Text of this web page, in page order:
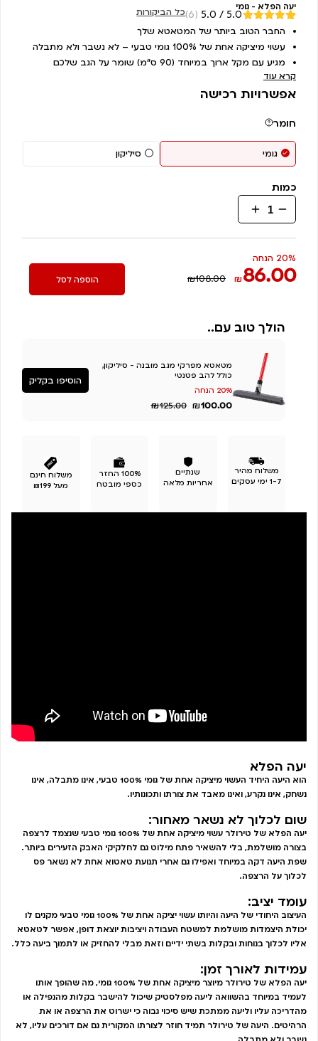
יעה הפלא - גומי
מדורגים
5 מבוסס על
6
דירוגים של
5.0 / 5.0
(6)
כל הביקורות
החבר הטוב ביותר של המטאטא שלך
עשוי מיציקה אחת של 100% גומי טבעי – לא נשבר ולא מתבלה
מגיע עם מקל ארוך במיוחד (90 ס”מ) שומר על הגב שלכם
קרא עוד
אפשרויות רכישה
חומר
גומי סיליקון
כמות
כמות
של
יעה
הפלא-
יעה
20% הנחה
₪86.00
₪108.00 הוספה לסל
הולך טוב עם..
מטאטא מפרקי מגב מובנה - סיליקון,
כולל להב פטנטי
20% הנחה
₪100.00
₪125.00
הוסיפו בקליק
משלוח מהיר
1-7 ימי עסקים
שנתיים
אחריות מלאה
100% החזר
כספי מובטח
משלוח חינם
מעל ₪199
יעה הפלא
הוא היעה היחיד העשוי מיציקה אחת של גומי 100% טבעי, אינו מתבלה, אינו
נשחק, אינו נקרע, ואינו מאבד את צורתו ותכונותיו.
שום לכלוך לא נשאר מאחור:
יעה הפלא של טירולר עשוי מיציקה אחת של 100% גומי טבעי שנצמד לרצפה
בצורה מושלמת, בלי להשאיר פתח מילוט גם לחלקיקי האבק הזעירים ביותר.
שפת היעה דקה במיוחד ואפילו גם אחרי תנועת טאטוא אחת לא נשאר פס
לכלוך על הרצפה.
עומד יציב:
העיצוב היחודי של היעה והיותו עשוי יציקה אחת של 100% גומי טבעי מקנים לו
יכולת היצמדות מושלמת למשטח העבודה ויציבות יוצאת דופן, אפשר לטאטא
אליו לכלוך בנוחות ובקלות בשתי ידיים וזאת מבלי להחזיק או לתמוך ביעה כלל.
עמידות לאורך זמן:
יעה הפלא של טירולר מיוצר מיציקה אחת של 100% גומי, מה שהופך אותו
לעמיד במיוחד בהשוואה ליעה מפלסטיק שיכול להישבר בקלות מהנפילה או
מהדריכה עליו וליעה ממתכת שיש סיכוי גבוה כי ישרוט את הרצפה או את
הרהיטים. היעה של טירולר תמיד חוזר לצורתו המקורית גם אם דורכים עליו, לא